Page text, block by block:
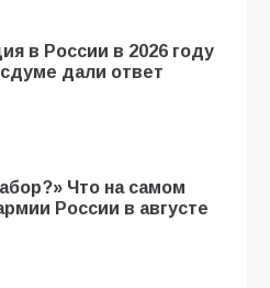
в России в 2026 году
дали ответ
Что на самом
России в августе